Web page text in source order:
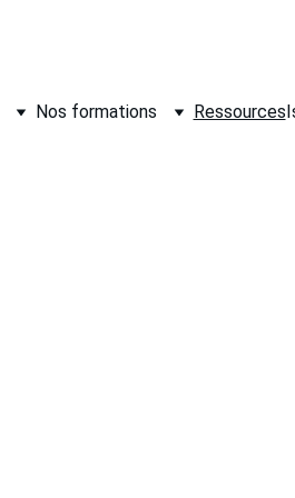
Nos formations Ressources